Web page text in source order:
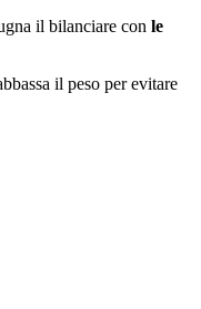
il bilanciare con le
il peso per evitare